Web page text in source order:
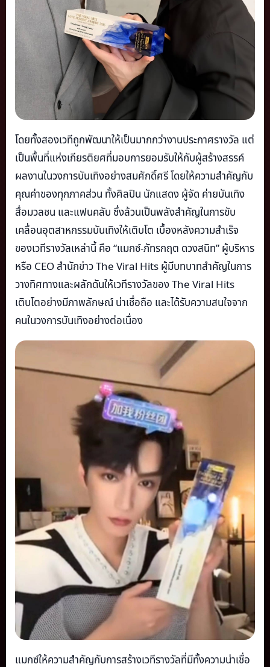
โดยทั้งสองเวทีถูกพัฒนาให้เป็นมากกว่างานประกาศรางวัล แต่
เป็นพื้นที่แห่งเกียรติยศที่มอบการยอมรับให้กับผู้สร้างสรรค์
ผลงานในวงการบันเทิงอย่างสมศักดิ์ศรี โดยให้ความสำคัญกับ
คุณค่าของทุกภาคส่วน ทั้งศิลปิน นักแสดง ผู้จัด ค่ายบันเทิง
สื่อมวลชน และแฟนคลับ ซึ่งล้วนเป็นพลังสำคัญในการขับ
เคลื่อนอุตสาหกรรมบันเทิงให้เติบโต เบื้องหลังความสำเร็จ
ของเวทีรางวัลเหล่านี้ คือ “แมกซ์-ภัทรกฤต ดวงสนิท” ผู้บริหาร
หรือ CEO สำนักข่าว The Viral Hits ผู้มีบทบาทสำคัญในการ
วางทิศทางและผลักดันให้เวทีรางวัลของ The Viral Hits
เติบโตอย่างมีภาพลักษณ์ น่าเชื่อถือ และได้รับความสนใจจาก
คนในวงการบันเทิงอย่างต่อเนื่อง
แมกซ์ให้ความสำคัญกับการสร้างเวทีรางวัลที่มีทั้งความน่าเชื่อ